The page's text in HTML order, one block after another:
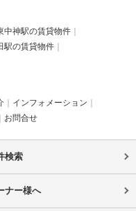
中神駅の賃貸物件
駅の賃貸物件
インフォメーション
お問合せ
検索
ナー様へ